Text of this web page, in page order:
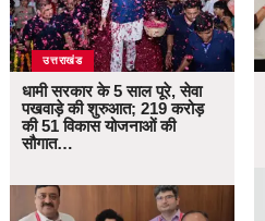
उत्तराखंड
धामी सरकार के 5 साल पूरे, सेवा
पखवाड़े की शुरुआत; 219 करोड़
की 51 विकास योजनाओं की
सौगात…